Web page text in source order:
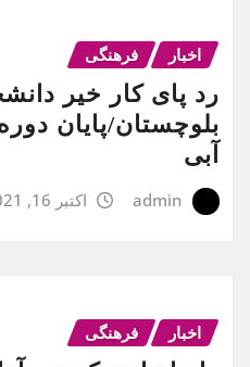
اخبار فرهنگی
رد پای کار خیر
بلوچستان/پایان
آبی
admin اکتبر 16, 2021
اخبار فرهنگی